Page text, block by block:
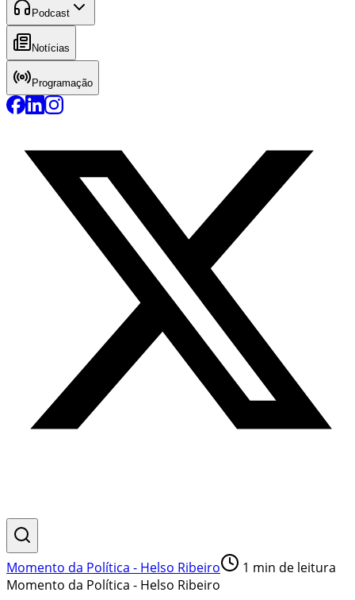
Podcast
Notícias
Programação
Momento da Política - Helso Ribeiro 1 min de leitura
Momento da Política - Helso Ribeiro